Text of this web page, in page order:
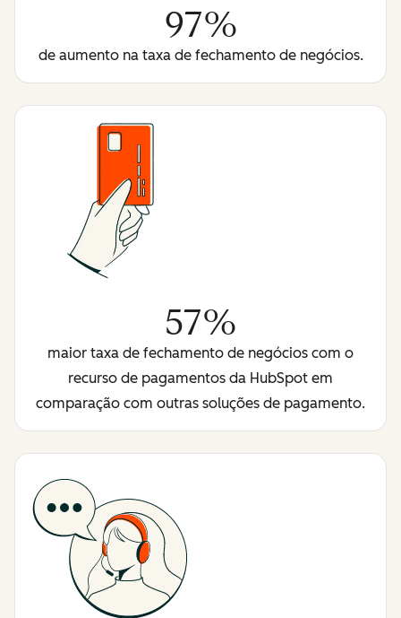
97%
de aumento na taxa de fechamento de negócios.
57%
maior taxa de fechamento de negócios com o
recurso de pagamentos da HubSpot em
comparação com outras soluções de pagamento.